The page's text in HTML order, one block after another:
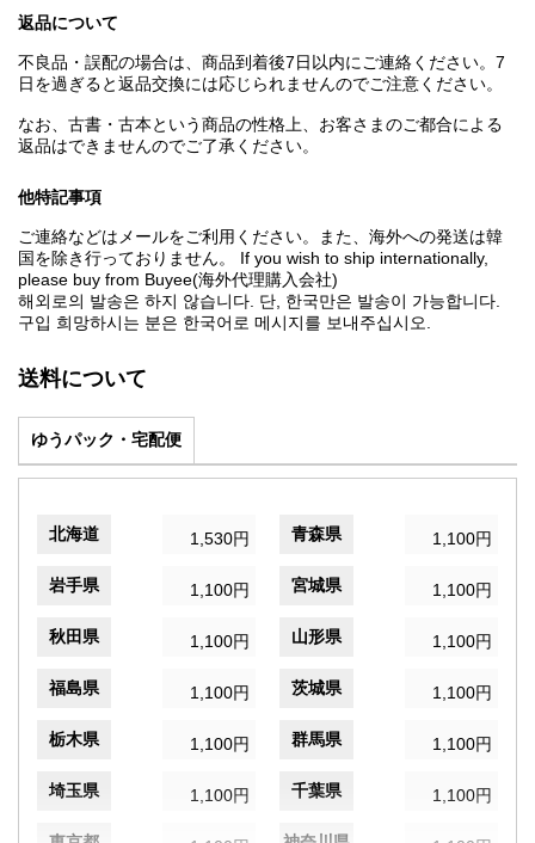
返品について
不良品・誤配の場合は、商品到着後7日以内にご連絡ください。7
日を過ぎると返品交換には応じられませんのでご注意ください。
なお、古書・古本という商品の性格上、お客さまのご都合による
返品はできませんのでご了承ください。
他特記事項
ご連絡などはメールをご利用ください。また、海外への発送は韓
国を除き行っておりません。 If you wish to ship internationally,
please buy from Buyee(海外代理購入会社)
해외로의 발송은 하지 않습니다. 단, 한국만은 발송이 가능합니다.
구입 희망하시는 분은 한국어로 메시지를 보내주십시오.
送料について
ゆうパック・宅配便
北海道 1,530円 青森県 1,100円
岩手県 1,100円 宮城県 1,100円
秋田県 1,100円 山形県 1,100円
福島県 1,100円 茨城県 1,100円
栃木県 1,100円 群馬県 1,100円
埼玉県 1,100円 千葉県 1,100円